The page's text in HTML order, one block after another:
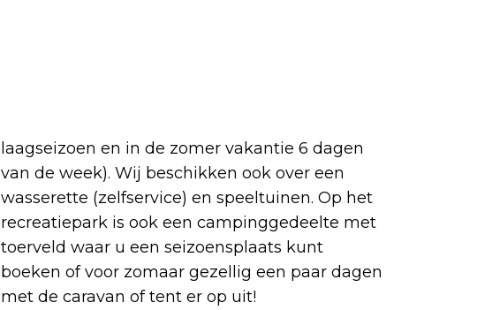
laagseizoen en in de zomer vakantie 6 dagen
van de week). Wij beschikken ook over een
wasserette (zelfservice) en speeltuinen. Op het
recreatiepark is ook een campinggedeelte met
toerveld waar u een seizoensplaats kunt
boeken of voor zomaar gezellig een paar dagen
met de caravan of tent er op uit!